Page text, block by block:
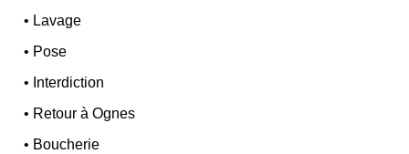
• Lavage
• Pose
• Interdiction
• Retour à Ognes
• Boucherie